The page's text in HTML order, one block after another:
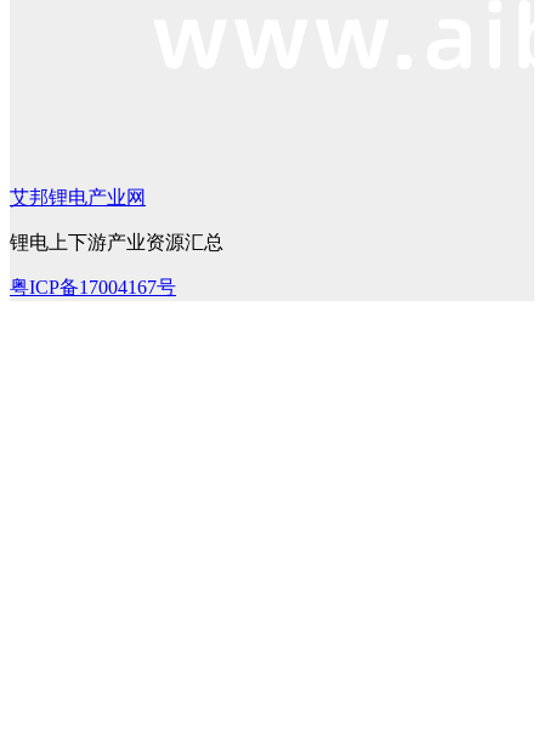
艾邦锂电产业网
锂电上下游产业资源汇总
粤ICP备17004167号